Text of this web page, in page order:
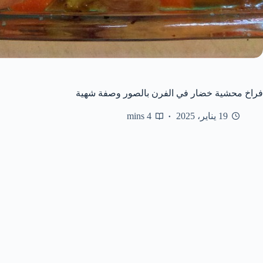
فراخ محشية خضار في الفرن بالصور وصفة شهية
19 يناير، 2025 4 mins